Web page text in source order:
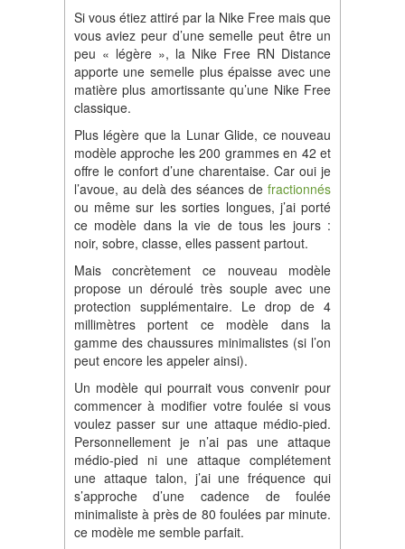
Si vous étiez attiré par la Nike Free mais que
vous aviez peur d’une semelle peut être un
peu « légère », la Nike Free RN Distance
apporte une semelle plus épaisse avec une
matière plus amortissante qu’une Nike Free
classique.
Plus légère que la Lunar Glide, ce nouveau
modèle approche les 200 grammes en 42 et
offre le confort d’une charentaise. Car oui je
l’avoue, au delà des séances defractionnés
ou même sur les sorties longues, j’ai porté
ce modèle dans la vie de tous les jours :
noir, sobre, classe, elles passent partout.
Mais concrètement ce nouveau modèle
propose un déroulé très souple avec une
protection supplémentaire. Le drop de 4
millimètres portent ce modèle dans la
gamme des chaussures minimalistes (si l’on
peut encore les appeler ainsi).
Un modèle qui pourrait vous convenir pour
commencer à modifier votre foulée si vous
voulez passer sur une attaque médio-pied.
Personnellement je n’ai pas une attaque
médio-pied ni une attaque complétement
une attaque talon, j’ai une fréquence qui
s’approche d’une cadence de foulée
minimaliste à près de 80 foulées par minute.
ce modèle me semble parfait.